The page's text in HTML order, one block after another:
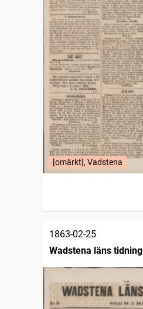
[omärkt], Vadstena
1863-02-25
Wadstena läns tidning